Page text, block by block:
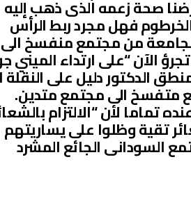
صحة زعمه الذى ذهب إليه
فهل مجرد ربط الرأس
من مجتمع منفسخ الى
الآن “على ارتداء الميني
الدكتور دليل على النقلة
متفسخ الى مجتمع متدين.
لأن “الالتزام
تقية وظلوا على يساريتهم
السودانى الجائع المشرد